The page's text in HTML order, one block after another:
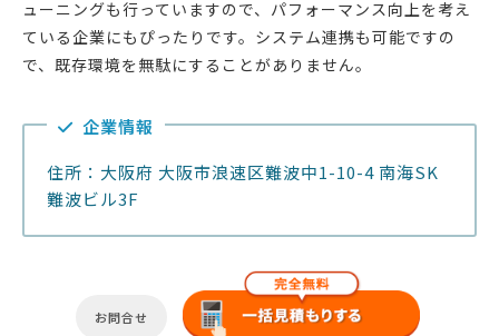
ューニングも行っていますので、パフォーマンス向上を考え
ている企業にもぴったりです。システム連携も可能ですの
で、既存環境を無駄にすることがありません。
企業情報
住所：大阪府 大阪市浪速区難波中1-10-4 南海SK
難波ビル3F
お問合せ